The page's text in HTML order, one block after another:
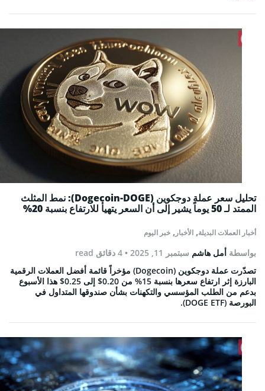
أخبار العملات البديلة, الأخبار, خبر اليوم
تحليل سعر عملة دوجكوين (Dogecoin-DOGE): نمط المثلث
الممتد لـ 50 يوماً يشير إلى أن السعر يتهيأ للارتفاع بنسبة 20%
بواسطة أمل هاشم سبتمبر 11, 2025
• 4 دقائق read
تصدّرت عملة دوجكوين (Dogecoin) مؤخراً قائمة أفضل العملات الرقمية
البارزة إثر ارتفاع سعرها بنسبة 15% من 0.20$ إلى 0.25$ هذا الأسبوع
بدعم من الطلب المؤسسي والتكهنات بشأن صندوقها المتداول في
البورصة (DOGE ETF).